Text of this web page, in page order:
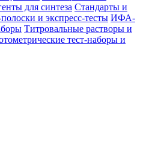
для синтеза Стандарты и
и экспресс-тесты ИФА-
Титровальные растворы и
тест-наборы и